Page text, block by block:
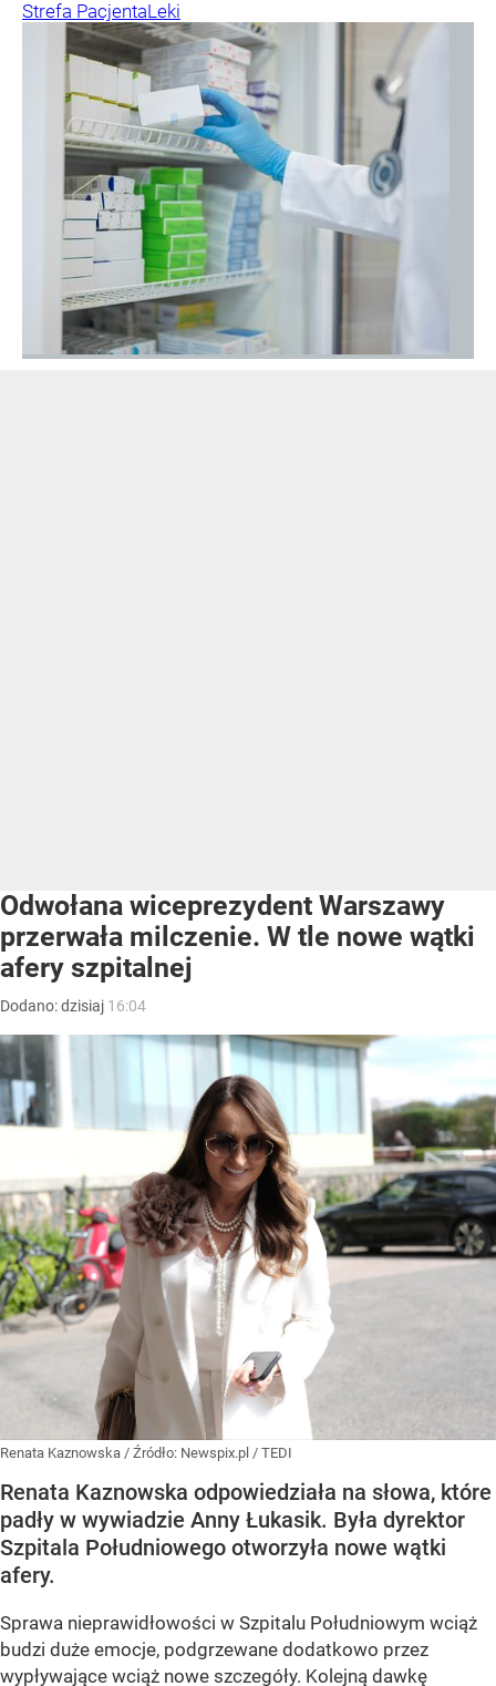
Strefa PacjentaLeki
Odwołana wiceprezydent Warszawy
przerwała milczenie. W tle nowe wątki
afery szpitalnej
Dodano:dzisiaj 16:04
Renata Kaznowska / Źródło: Newspix.pl / TEDI
Renata Kaznowska odpowiedziała na słowa, które
padły w wywiadzie Anny Łukasik. Była dyrektor
Szpitala Południowego otworzyła nowe wątki
afery.
Sprawa nieprawidłowości w Szpitalu Południowym wciąż
budzi duże emocje, podgrzewane dodatkowo przez
wypływające wciąż nowe szczegóły. Kolejną dawkę